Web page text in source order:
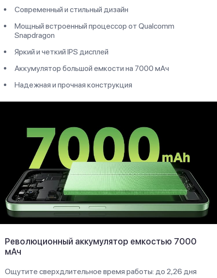
Современный и стильный дизайн
Мощный встроенный процессор от Qualcomm
Snapdragon
Яркий и четкий IPS дисплей
Аккумулятор большой емкости на 7000 мАч
Надежная и прочная конструкция
Революционный аккумулятор емкостью 7000
мАч
Ощутите сверхдлительное время работы: до 2,26 дня